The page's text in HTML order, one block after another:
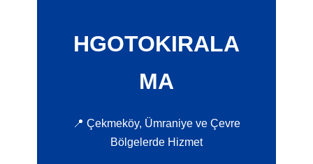
HGOTOKIRALA
MA
📍 Çekmeköy, Ümraniye ve Çevre
Bölgelerde Hizmet